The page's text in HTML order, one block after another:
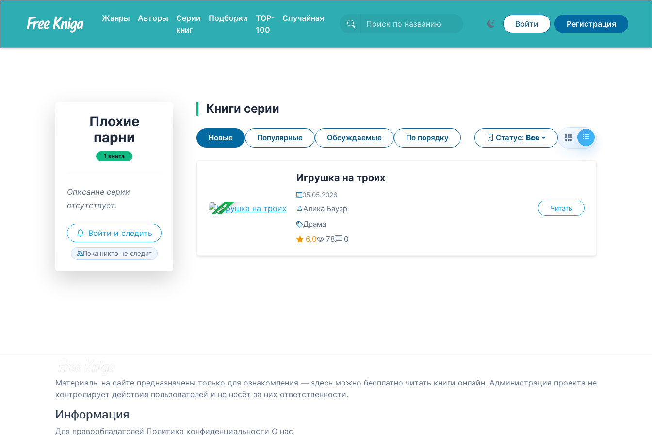
Жанры Авторы
Серии
книг
Подборки
TOP-
100
Случайная
Войти Регистрация
Плохие
парни
1 книга
Описание серии
отсутствует.
Войти и следить
Пока никто не следит
Книги серии
Новые Популярные Обсуждаемые По порядку Статус: Все
ЗАВЕРШЕНА
Игрушка на троих
05.05.2026
Алика Бауэр
Драма
6.0
78 0
Читать
Материалы на сайте предназначены только для ознакомления — здесь можно бесплатно читать книги онлайн. Администрация проекта не
контролирует действия пользователей и не несёт за них ответственности.
Информация
Для правообладателей Политика конфиденциальности О нас